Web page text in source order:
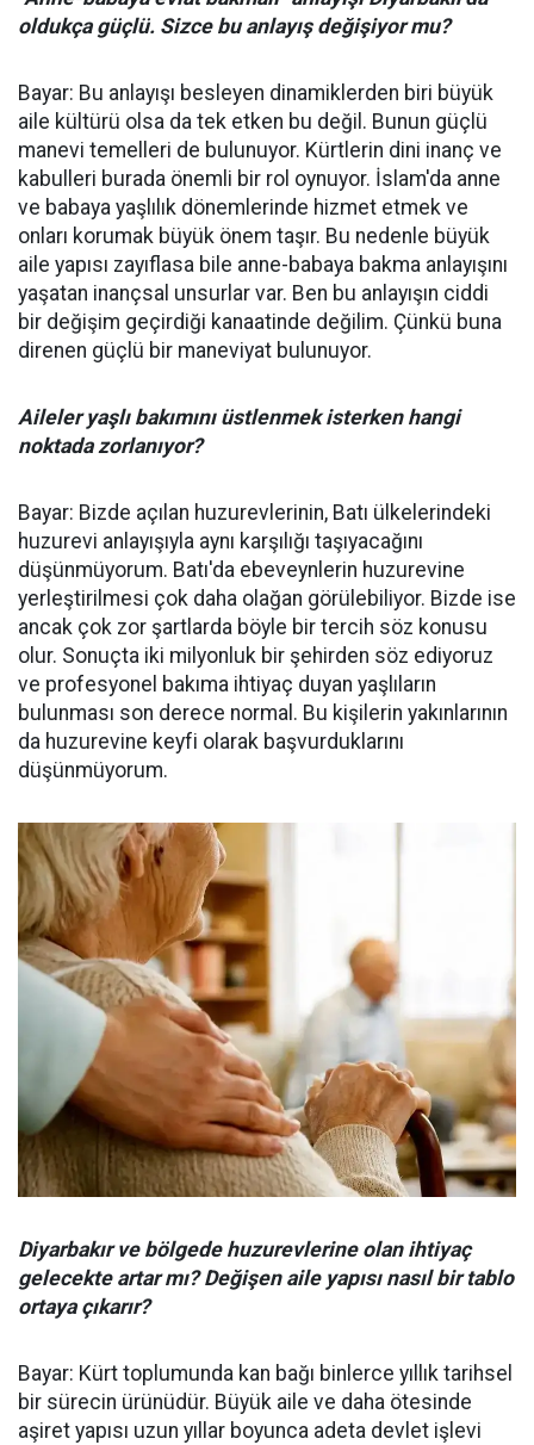
oldukça güçlü. Sizce bu anlayış değişiyor mu?
Bayar: Bu anlayışı besleyen dinamiklerden biri büyük
aile kültürü olsa da tek etken bu değil. Bunun güçlü
manevi temelleri de bulunuyor. Kürtlerin dini inanç ve
kabulleri burada önemli bir rol oynuyor. İslam'da anne
ve babaya yaşlılık dönemlerinde hizmet etmek ve
onları korumak büyük önem taşır. Bu nedenle büyük
aile yapısı zayıflasa bile anne-babaya bakma anlayışını
yaşatan inançsal unsurlar var. Ben bu anlayışın ciddi
bir değişim geçirdiği kanaatinde değilim. Çünkü buna
direnen güçlü bir maneviyat bulunuyor.
Aileler yaşlı bakımını üstlenmek isterken hangi
noktada zorlanıyor?
Bayar: Bizde açılan huzurevlerinin, Batı ülkelerindeki
huzurevi anlayışıyla aynı karşılığı taşıyacağını
düşünmüyorum. Batı'da ebeveynlerin huzurevine
yerleştirilmesi çok daha olağan görülebiliyor. Bizde ise
ancak çok zor şartlarda böyle bir tercih söz konusu
olur. Sonuçta iki milyonluk bir şehirden söz ediyoruz
ve profesyonel bakıma ihtiyaç duyan yaşlıların
bulunması son derece normal. Bu kişilerin yakınlarının
da huzurevine keyfi olarak başvurduklarını
düşünmüyorum.
Diyarbakır ve bölgede huzurevlerine olan ihtiyaç
gelecekte artar mı? Değişen aile yapısı nasıl bir tablo
ortaya çıkarır?
Bayar: Kürt toplumunda kan bağı binlerce yıllık tarihsel
bir sürecin ürünüdür. Büyük aile ve daha ötesinde
aşiret yapısı uzun yıllar boyunca adeta devlet işlevi